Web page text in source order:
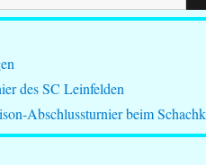
des SC Leinfelden
Abschlussturnier beim